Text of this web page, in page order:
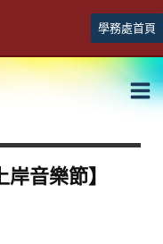
學務處首頁
音樂節】